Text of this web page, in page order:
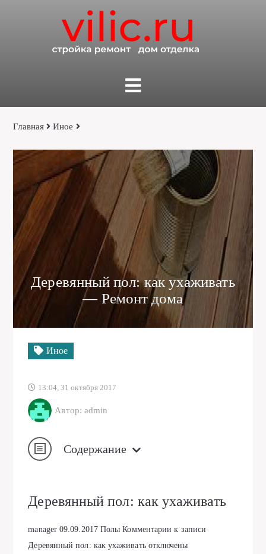
Главная Иное
Деревянный пол: как ухаживать
— Ремонт дома
Иное
13:04, 31 октября 2017
Автор: admin
Содержание
Деревянный пол: как ухаживать
manager09.09.2017 Полы Комментариик записи
Деревянный пол: как ухаживатьотключены